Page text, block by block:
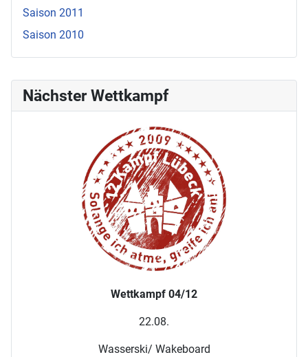
Nächster Wettkampf
Wettkampf 04/12
22.08.
Wasserski/ Wakeboard
Saison 2011
Saison 2010